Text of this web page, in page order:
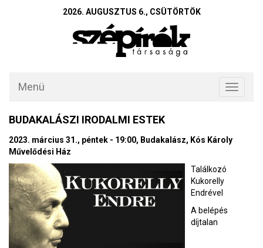
2026. AUGUSZTUS 6., CSÜTÖRTÖK
Toggle
Menü
BUDAKALÁSZI IRODALMI ESTEK
2023. március 31., péntek - 19:00, Budakalász, Kós Károly
Művelődési Ház
Találkozó
Kukorelly
Endrével
A belépés
díjtalan